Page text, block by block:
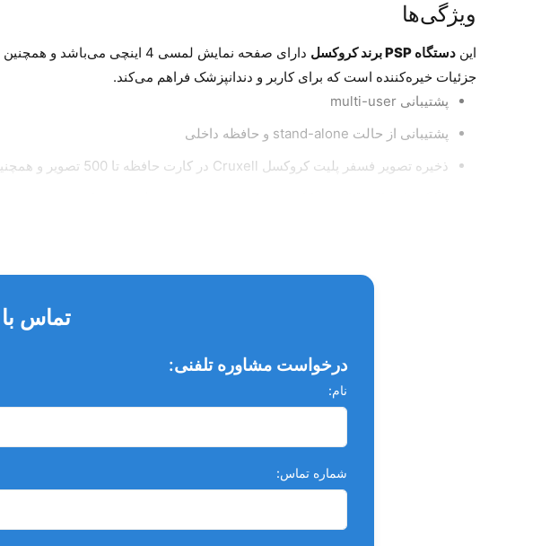
ویژگی‌ها
ایندستگاه PSP برند کروکسل
جزئیات خیره‌کننده است که برای کاربر و دندانپزشک فراهم می‌کند.
پشتیبانی multi-user
پشتیبانی از حالت stand-alone و حافظه داخلی
ذخیره تصویر فسفر پلیت کروکسل Cruxell در کارت حافظه تا 500 تصویر و همچنین کاربر می‌تواند تصاویر را برای تشخیص وارد کامپیوتر کند
زمان نمایش تصویر 4.5 تا 9 ثانیه
تماس
درخواست مشاوره تلفنی:
نام:
شماره تماس: